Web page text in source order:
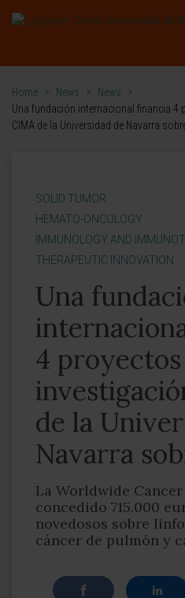
Home > News > News
>
Una fundación internacional financia 4
CIMA de la Universidad de Navarra
SOLID TUMOR
HEMATO-ONCOLOGY
IMMUNOLOGY AND
THERAPEUTIC INNOVATION
Una
4
de la
Navarra
La Worldwide Cancer
concedido 715.000
novedosos sobre
cáncer de pulmón y